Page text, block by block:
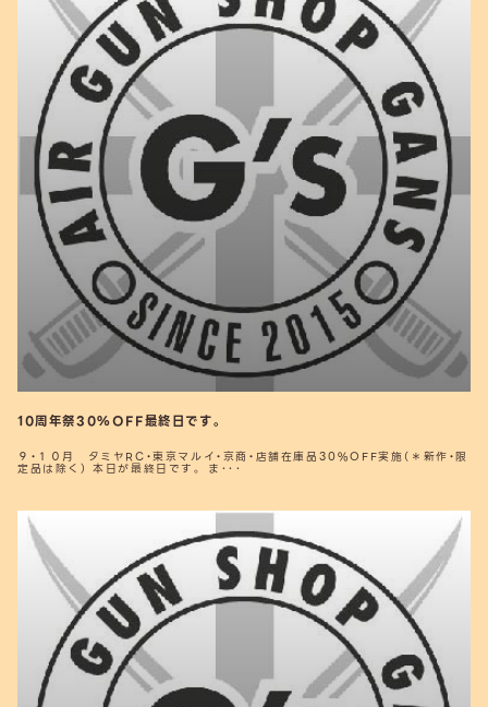
10周年祭30%OFF最終日です。
９・１０月 タミヤRC・東京マルイ・京商・店舗在庫品30%OFF実施（＊新作・限
定品は除く） 本日が最終日です。 ま･･･